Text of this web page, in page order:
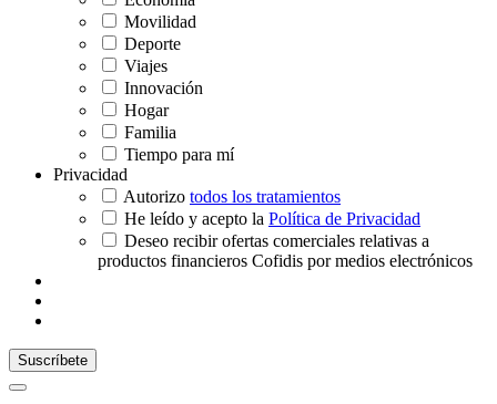
Movilidad
Deporte
Viajes
Innovación
Hogar
Familia
Tiempo para mí
Privacidad
Autorizo todos los tratamientos
He leído y acepto la Política de Privacidad
Deseo recibir ofertas comerciales relativas a
productos financieros Cofidis por medios electrónicos